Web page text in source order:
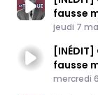
fausse
Published
jeudi 7
fausse
Published
mercredi